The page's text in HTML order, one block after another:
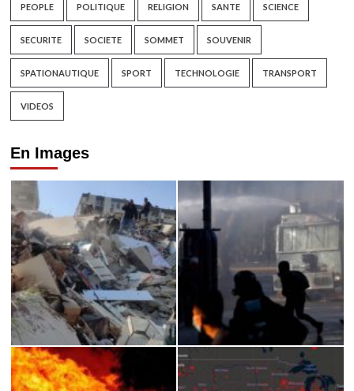
PEOPLE POLITIQUE RELIGION SANTE SCIENCE
SECURITE SOCIETE SOMMET SOUVENIR
SPATIONAUTIQUE SPORT TECHNOLOGIE TRANSPORT
VIDEOS
En Images